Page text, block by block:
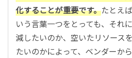
化することが重要です。たとえ
いう言葉一つをとっても、それ
減したいのか、空いたリソース
たいのかによって、ベンダーか